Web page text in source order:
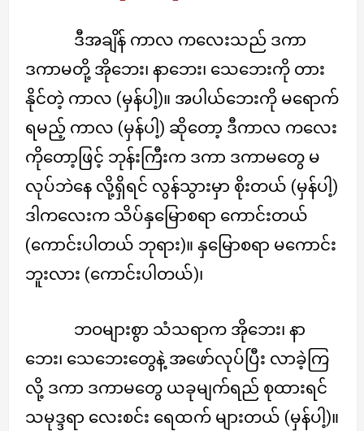
ဒီအချိန် ကာလ ကလေးသည် ဒကာ
ဒကာမတို့ အိုဘေး၊ နာဘေး၊ သေဘေးကို တား
နိုင်တဲ့ ကာလ (မှန်ပါ့)။ အပါယ်ဘေးကို မရောက်
ရမည့် ကာလ (မှန်ပါ့) ဆိုတော့ ဒီကာလ ကလေး
ကိုတော့ဖြင့် ဘုန်းကြီးက ဒကာ ဒကာမတွေ မ
လုပ်ဘဲနေ လို့ရှိရင် လွန်သွားမှာ စိုးတယ် (မှန်ပါ့)
ဒါကလေးက သိပ်နှမြောစရာ ကောင်းတယ်
(ကောင်းပါတယ် ဘုရား)။ နှမြောစရာ မကောင်း
ဘူးလား (ကောင်းပါတယ်)၊
ဘဝများစွာ သံသရာက အိုဘေး၊ နာ
ဘေး၊ သေဘေးတွေနဲ့ အဖော်လုပ်ပြီး လာခဲ့ကြ
လို့ ဒကာ ဒကာမတွေ ယခုမျက်ရည် စုထားရင်
သမုဒ္ဒရာ လေးစင်း ရေထက် များတယ် (မှန်ပါ့)။